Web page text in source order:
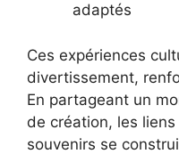
adaptés
Ces expériences
divertissement,
En partageant un
de création, les
souvenirs se